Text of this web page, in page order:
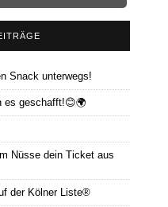
Snack unterwegs!
es geschafft!😊🌍
Nüsse dein Ticket aus
der Kölner Liste®